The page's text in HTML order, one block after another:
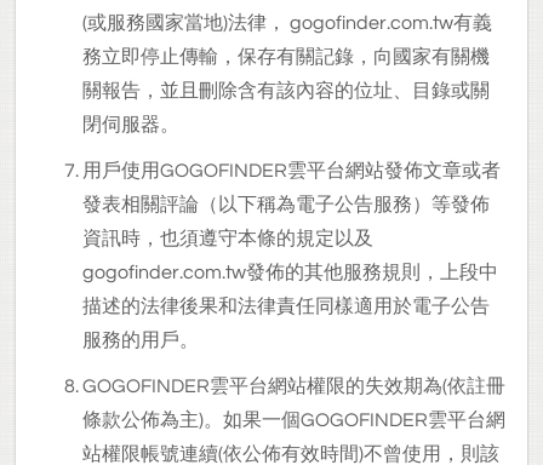
(或服務國家當地)法律， gogofinder.com.tw有義
務立即停止傳輸，保存有關記錄，向國家有關機
關報告，並且刪除含有該內容的位址、目錄或關
閉伺服器。
用戶使用GOGOFINDER雲平台網站發佈文章或者
發表相關評論（以下稱為電子公告服務）等發佈
資訊時，也須遵守本條的規定以及
gogofinder.com.tw發佈的其他服務規則，上段中
描述的法律後果和法律責任同樣適用於電子公告
服務的用戶。
GOGOFINDER雲平台網站權限的失效期為(依註冊
條款公佈為主)。如果一個GOGOFINDER雲平台網
站權限帳號連續(依公佈有效時間)不曾使用，則該